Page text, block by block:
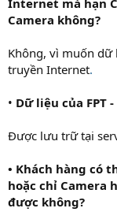
Internet mà hạn
Camera không?
Không, vì muốn dữ
truyền Internet.
• Dữ liệu của FPT
Được lưu trữ tại
• Khách hàng có
hoặc chỉ Camera
được không?